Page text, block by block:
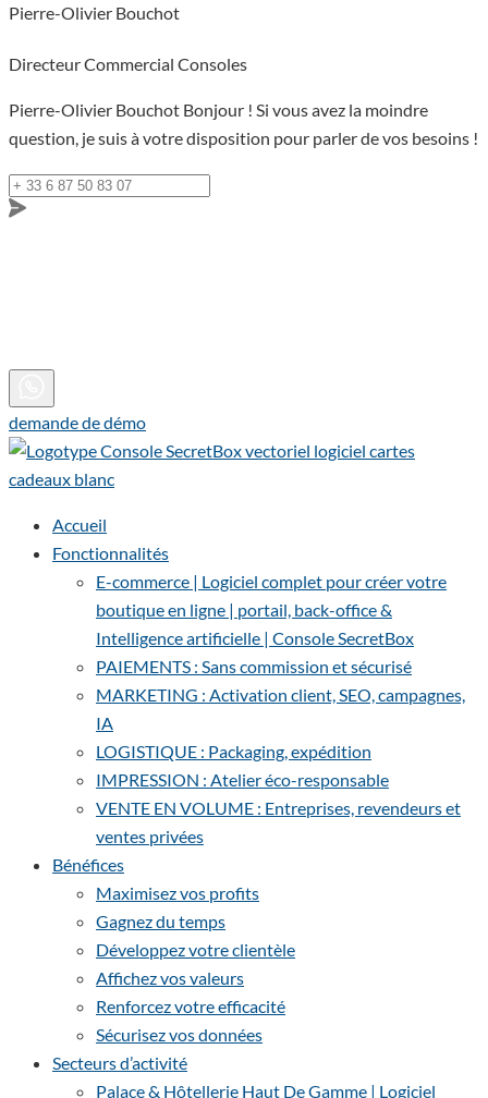
Pierre-Olivier Bouchot
Directeur Commercial Consoles
Pierre-Olivier Bouchot Bonjour ! Si vous avez la moindre
question, je suis à votre disposition pour parler de vos besoins !
demande de démo
Accueil
Fonctionnalités
E-commerce | Logiciel complet pour créer votre
boutique en ligne | portail, back-office &
Intelligence artificielle | Console SecretBox
PAIEMENTS : Sans commission et sécurisé
MARKETING : Activation client, SEO, campagnes,
IA
LOGISTIQUE : Packaging, expédition
IMPRESSION : Atelier éco-responsable
VENTE EN VOLUME : Entreprises, revendeurs et
ventes privées
Bénéfices
Maximisez vos profits
Gagnez du temps
Développez votre clientèle
Affichez vos valeurs
Renforcez votre efficacité
Sécurisez vos données
Secteurs d’activité
Palace & Hôtellerie Haut De Gamme | Logiciel